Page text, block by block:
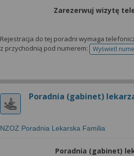
Zarezerwuj wizytę
Rejestracja do tej poradni wymaga
z przychodnią pod numerem:
Wyświetl
Poradnia (gabinet)
NZOZ Poradnia Lekarska Familia
Poradnia (gabinet)